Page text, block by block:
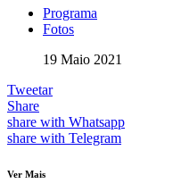
Programa
Fotos
19 Maio 2021
Tweetar
Share
share with Whatsapp
share with Telegram
Ver Mais